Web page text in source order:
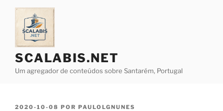
Saltar
conteúdo
SCALABIS.NET
Um agregador de conteúdos sobre Santarém, Portugal
PUBLICADO
2020-10-08 POR PAULOLGNUNES